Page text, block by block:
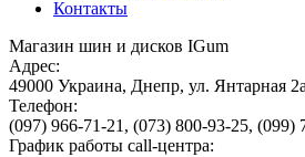
Контакты
Магазин шин и дисков IGum
Адрес:
49000 Украина, Днепр, ул. Янтарная 2а
Телефон:
(097) 966-71-21 , (073) 800-93-25, (099)
График работы call-центра: